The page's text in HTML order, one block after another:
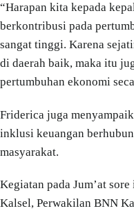
“Harapan kita kepada
berkontribusi pada
sangat tinggi. Karena
di daerah baik, maka itu
pertumbuhan ekonomi
Friderica juga
inklusi keuangan
masyarakat.
Kegiatan pada Jum’at
Kalsel, Perwakilan BNN